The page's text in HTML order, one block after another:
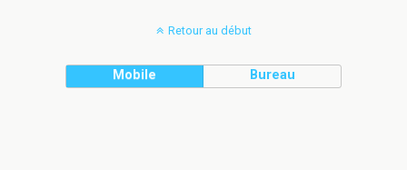
Retour au début
Mobile Bureau